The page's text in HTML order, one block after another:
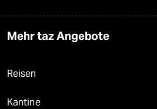
Mehr taz Angebote
Reisen
Kantine